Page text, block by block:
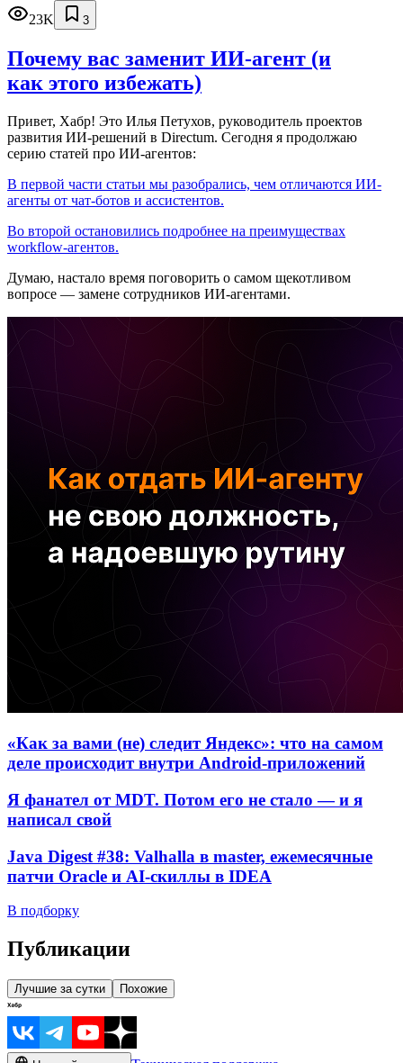
23K
3
Почему вас заменит ИИ‑агент (и
как этого избежать)
Привет, Хабр! Это Илья Петухов, руководитель проектов
развития ИИ-решений в Directum. Сегодня я продолжаю
серию статей про ИИ-агентов:
В первой части статьи мы разобрались, чем отличаются ИИ-
агенты от чат-ботов и ассистентов.
Во второй остановились подробнее на преимуществах
workflow-агентов.
Думаю, настало время поговорить о самом щекотливом
вопросе — замене сотрудников ИИ-агентами.
«Как за вами (не) следит Яндекс»: что на самом
деле происходит внутри Android-приложений
Я фанател от MDT. Потом его не стало — и я
написал свой
Java Digest #38: Valhalla в master, ежемесячные
патчи Oracle и AI-скиллы в IDEA
В подборку
Публикации
Лучшие за сутки Похожие